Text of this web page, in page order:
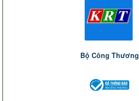
Bộ Công Thương